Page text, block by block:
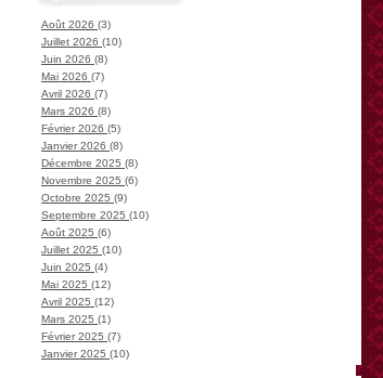
Août 2026 (3)
Juillet 2026 (10)
Juin 2026 (8)
Mai 2026 (7)
Avril 2026 (7)
Mars 2026 (8)
Février 2026 (5)
Janvier 2026 (8)
Décembre 2025 (8)
Novembre 2025 (6)
Octobre 2025 (9)
Septembre 2025 (10)
Août 2025 (6)
Juillet 2025 (10)
Juin 2025 (4)
Mai 2025 (12)
Avril 2025 (12)
Mars 2025 (1)
Février 2025 (7)
Janvier 2025 (10)